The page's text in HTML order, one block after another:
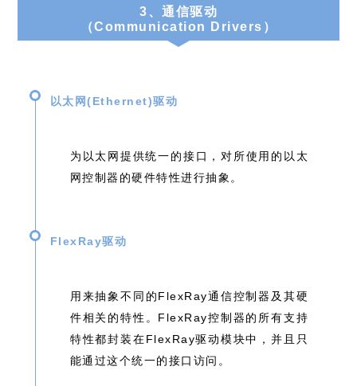
3、通信驱动
（Communication Drivers）
以太网(Ethernet)驱动
为以太网提供统一的接口，对所使用的以太
网控制器的硬件特性进行抽象。
FlexRay驱动
用来抽象不同的FlexRay通信控制器及其硬
件相关的特性。FlexRay控制器的所有⽀持
特性都封装在FlexRay驱动模块中，并且只
能通过这个统⼀的接⼝访问。